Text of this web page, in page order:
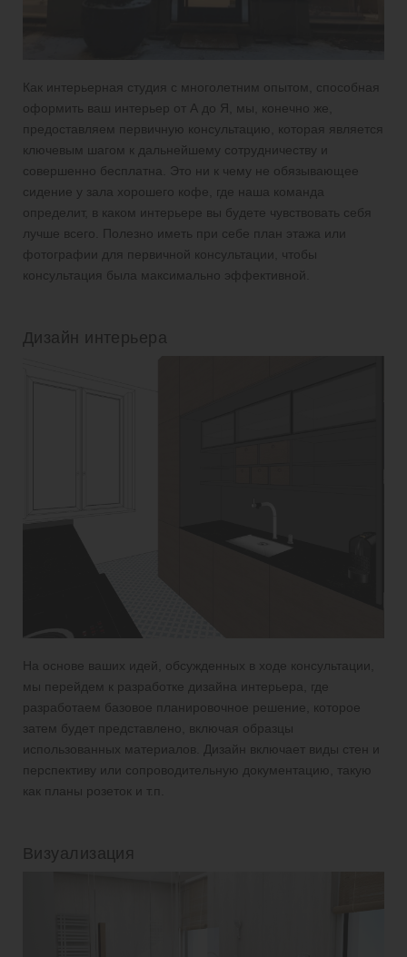
Как интерьерная студия с многолетним опытом, способная
оформить ваш интерьер от А до Я, мы, конечно же,
предоставляем первичную консультацию, которая является
ключевым шагом к дальнейшему сотрудничеству и
совершенно бесплатна. Это ни к чему не обязывающее
сидение у зала хорошего кофе, где наша команда
определит, в каком интерьере вы будете чувствовать себя
лучше всего. Полезно иметь при себе план этажа или
фотографии для первичной консультации, чтобы
консультация была максимально эффективной.
Дизайн интерьера
На основе ваших идей, обсужденных в ходе консультации,
мы перейдем к разработке дизайна интерьера, где
разработаем базовое планировочное решение, которое
затем будет представлено, включая образцы
использованных материалов. Дизайн включает виды стен и
перспективу или сопроводительную документацию, такую
как планы розеток и т.п.
Визуализация